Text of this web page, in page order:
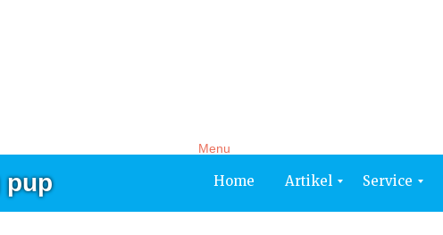
Menu
Home Artikel Service
pup